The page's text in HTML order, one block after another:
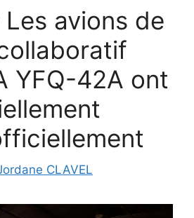
avions de
YFQ-42A ont
CLAVEL